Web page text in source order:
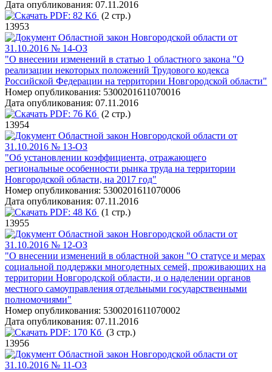
Дата опубликования: 07.11.2016
PDF: 82 Кб (2 стр.)
13953
Областной закон Новгородской области от
31.10.2016 № 14-ОЗ
"О внесении изменений в статью 1 областного закона "О
реализации некоторых положений Трудового кодекса
Российской Федерации на территории Новгородской области"
Номер опубликования: 5300201611070016
Дата опубликования: 07.11.2016
PDF: 76 Кб (2 стр.)
13954
Областной закон Новгородской области от
31.10.2016 № 13-ОЗ
"Об установлении коэффициента, отражающего
региональные особенности рынка труда на территории
Новгородской области, на 2017 год"
Номер опубликования: 5300201611070006
Дата опубликования: 07.11.2016
PDF: 48 Кб (1 стр.)
13955
Областной закон Новгородской области от
31.10.2016 № 12-ОЗ
"О внесении изменений в областной закон "О статусе и мерах
социальной поддержки многодетных семей, проживающих на
территории Новгородской области, и о наделении органов
местного самоуправления отдельными государственными
полномочиями"
Номер опубликования: 5300201611070002
Дата опубликования: 07.11.2016
PDF: 170 Кб (3 стр.)
13956
Областной закон Новгородской области от
31.10.2016 № 11-ОЗ